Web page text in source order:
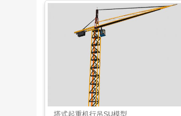
塔式起重机行吊SU模型